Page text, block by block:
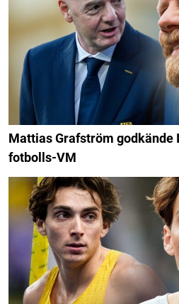
Mattias Grafström godkände
fotbolls-VM